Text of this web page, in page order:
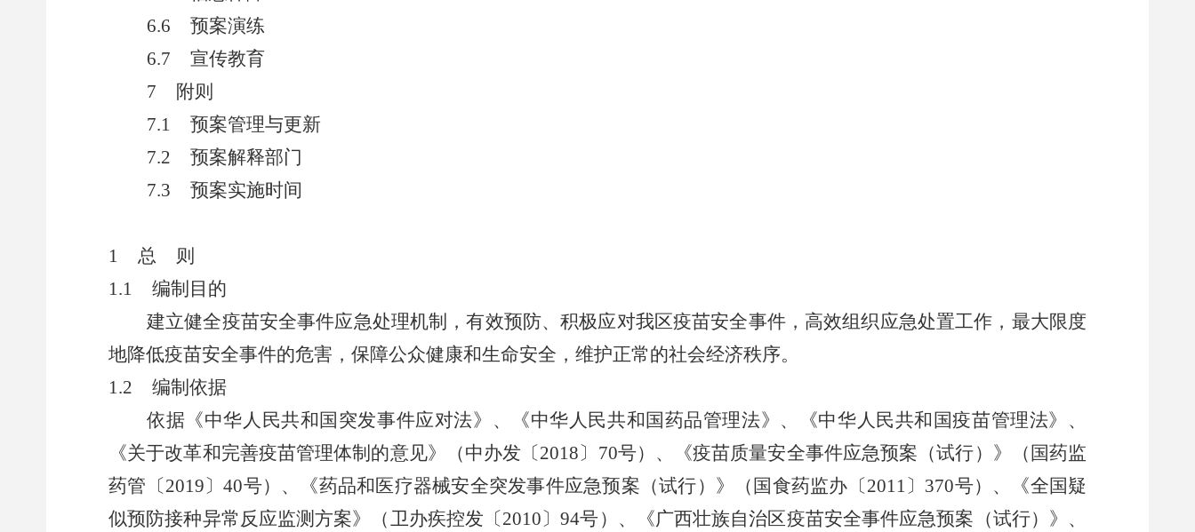
6.6
预案演练
6.7
宣传教育
7 附则
7.1
预案管理与更新
7.2
预案解释部门
7.3
预案实施时间
1 总
则
1.1
编制目的
建立健全疫苗安全事件应急处理机制，有效预防、积极应对我区疫苗安全事件，高效组织应急处置工作，最大限度
地降低疫苗安全事件的危害，保障公众健康和生命安全，维护正常的社会经济秩序。
1.2
编制依据
依据《中华人民共和国突发事件应对法》、《中华人民共和国药品管理法》、《中华人民共和国疫苗管理法》、
《关于改革和完善疫苗管理体制的意见》（中办发〔2018〕 70号）、《疫苗质量安全事件应急预案（试行）》（国药监
药管〔2019〕40号）、《药品和医疗器械安全突发事件应急预案（试行）》（国食药监办〔2011〕 370号）、《全国疑
似预防接种异常反应监测方案》（卫办疾控发〔2010〕94号）、《广西壮族自治区疫苗安全事件应急预案（试行）》、